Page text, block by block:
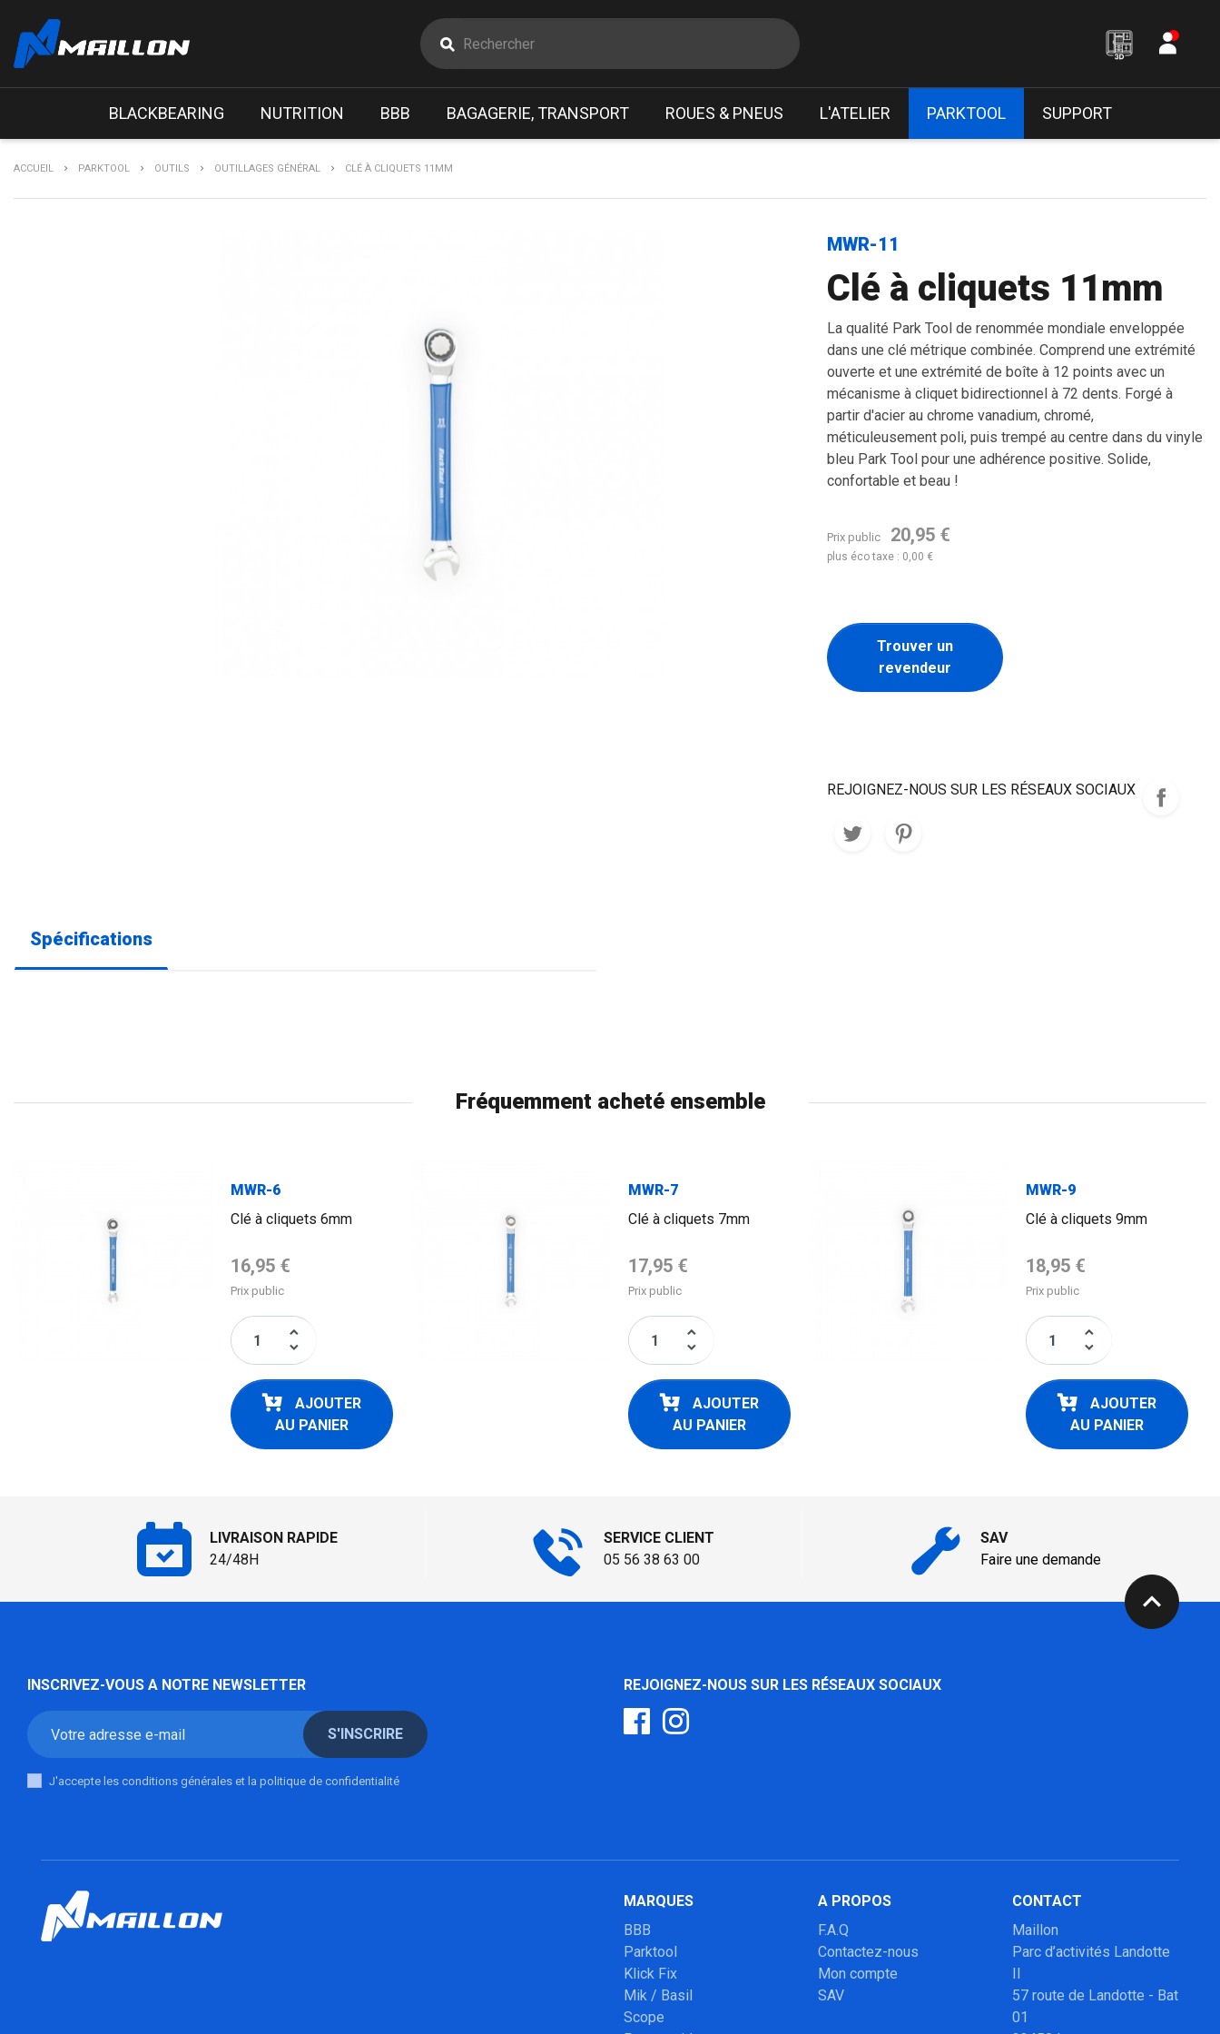
BLACKBEARING NUTRITION BBB BAGAGERIE, TRANSPORT ROUES & PNEUS L'ATELIER PARKTOOL SUPPORT
ACCUEIL PARKTOOL OUTILS OUTILLAGES GÉNÉRAL CLÉ À CLIQUETS 11MM
MWR-11
Clé à cliquets 11mm
La qualité Park Tool de renommée mondiale enveloppée
dans une clé métrique combinée. Comprend une extrémité
ouverte et une extrémité de boîte à 12 points avec un
mécanisme à cliquet bidirectionnel à 72 dents. Forgé à
partir d'acier au chrome vanadium, chromé,
méticuleusement poli, puis trempé au centre dans du vinyle
bleu Park Tool pour une adhérence positive. Solide,
confortable et beau !
Prix public 20,95 €
plus éco taxe : 0,00 €
Trouver un
revendeur
REJOIGNEZ-NOUS SUR LES RÉSEAUX SOCIAUX
Spécifications
Fréquemment acheté ensemble
MWR-6
Clé à cliquets 6mm
Prix de base
16,95 €
Prix public
keyboard_arrow_up
keyboard_arrow_down
AJOUTER
AU PANIER
MWR-7
Clé à cliquets 7mm
Prix de base
17,95 €
Prix public
keyboard_arrow_up
keyboard_arrow_down
AJOUTER
AU PANIER
MWR-9
Clé à cliquets 9mm
Prix de base
18,95 €
Prix public
keyboard_arrow_up
keyboard_arrow_down
AJOUTER
AU PANIER
LIVRAISON RAPIDE
24/48H
SERVICE CLIENT
05 56 38 63 00
SAV
Faire une demande
expand_less
INSCRIVEZ-VOUS A NOTRE NEWSLETTER
S'INSCRIRE
J'accepte les conditions générales et la politique de confidentialité
REJOIGNEZ-NOUS SUR LES RÉSEAUX SOCIAUX
MARQUES
BBB
Parktool
Klick Fix
Mik / Basil
Scope
A PROPOS
F.A.Q
Contactez-nous
Mon compte
SAV
CONTACT
Maillon
Parc d’activités Landotte
II
57 route de Landotte - Bat
01